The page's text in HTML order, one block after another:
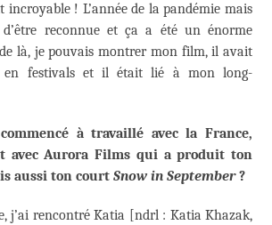
incroyable ! L’année de la pandémie mais
d’être reconnue et ça a été un énorme
là, je pouvais montrer mon film, il avait
en festivals et il était lié à mon long-
à travaillé avec la France,
avec Aurora Films qui a produit ton
aussi ton court Snow in September?
j’ai rencontré Katia [ndrl : Katia Khazak,